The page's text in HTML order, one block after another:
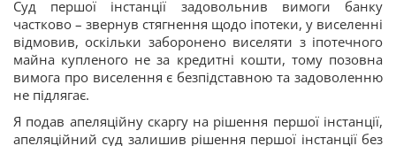
Суд першої інстанції задовольнив вимоги банку
частково – звернув стягнення щодо іпотеки, у виселенні
відмовив, оскільки заборонено виселяти з іпотечного
майна купленого не за кредитні кошти, тому позовна
вимога про виселення є безпідставною та задоволенню
не підлягає.
Я подав апеляційну скаргу на рішення першої інстанції,
апеляційний суд залишив рішення першої інстанції без